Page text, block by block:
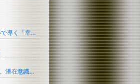
分析タロット 科学的データと占いで導く「幸せ」の方程式。（東京都 品川）
ハワイ神秘マナカード、守護天使、潜在意識の書き換え、心体魂の波動ヒーリング = 心が軽くなる スピリチュアルセラピスト月丸虹呼